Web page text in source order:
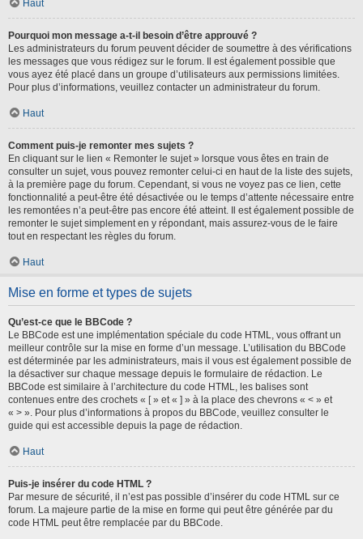
Haut
Pourquoi mon message a-t-il besoin d’être approuvé ?
Les administrateurs du forum peuvent décider de soumettre à des vérifications
les messages que vous rédigez sur le forum. Il est également possible que
vous ayez été placé dans un groupe d’utilisateurs aux permissions limitées.
Pour plus d’informations, veuillez contacter un administrateur du forum.
Haut
Comment puis-je remonter mes sujets ?
En cliquant sur le lien « Remonter le sujet » lorsque vous êtes en train de
consulter un sujet, vous pouvez remonter celui-ci en haut de la liste des sujets,
à la première page du forum. Cependant, si vous ne voyez pas ce lien, cette
fonctionnalité a peut-être été désactivée ou le temps d’attente nécessaire entre
les remontées n’a peut-être pas encore été atteint. Il est également possible de
remonter le sujet simplement en y répondant, mais assurez-vous de le faire
tout en respectant les règles du forum.
Haut
Mise en forme et types de sujets
Qu’est-ce que le BBCode ?
Le BBCode est une implémentation spéciale du code HTML, vous offrant un
meilleur contrôle sur la mise en forme d’un message. L’utilisation du BBCode
est déterminée par les administrateurs, mais il vous est également possible de
la désactiver sur chaque message depuis le formulaire de rédaction. Le
BBCode est similaire à l’architecture du code HTML, les balises sont
contenues entre des crochets « [ » et « ] » à la place des chevrons « < » et
« > ». Pour plus d’informations à propos du BBCode, veuillez consulter le
guide qui est accessible depuis la page de rédaction.
Haut
Puis-je insérer du code HTML ?
Par mesure de sécurité, il n’est pas possible d’insérer du code HTML sur ce
forum. La majeure partie de la mise en forme qui peut être générée par du
code HTML peut être remplacée par du BBCode.